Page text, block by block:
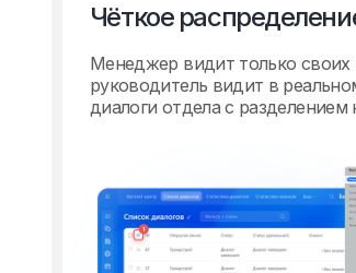
Чёткое
Менеджер видит только своих
руководитель видит в
диалоги отдела с